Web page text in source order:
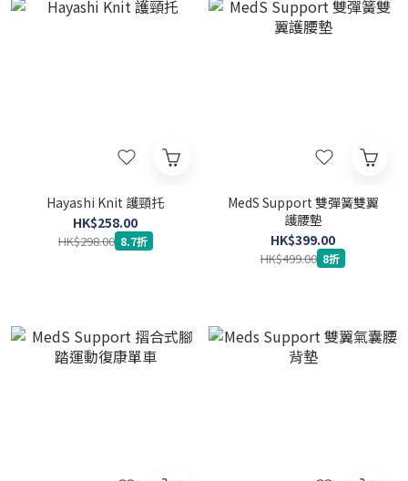
Hayashi Knit 護頸托
HK$258.00
HK$298.00 8.7折
MedS Support 雙彈簧雙翼
護腰墊
HK$399.00
HK$499.00 8折